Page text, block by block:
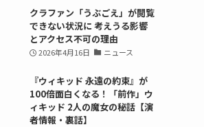
クラファン「うぶごえ」が閲覧
できない状況に 考えうる影響
とアクセス不可の理由
2026年4月16日 ニュース
『ウィキッド 永遠の約束』が
100倍面白くなる！「前作」ウ
ィキッド 2人の魔女の秘話【演
者情報・裏話】